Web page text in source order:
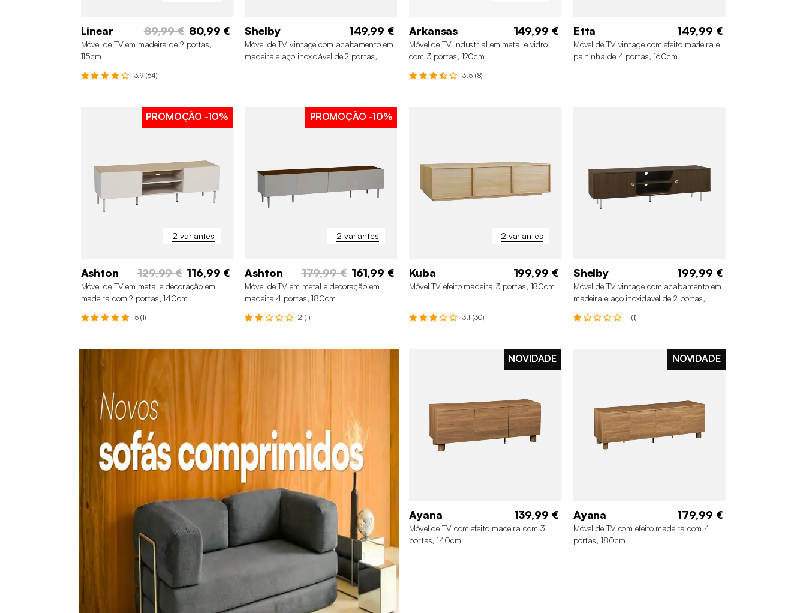
Linear 89,99 € 80,99 €
Móvel de TV em madeira de 2 portas,
115cm
3.9 (64)
Shelby 149,99 €
Móvel de TV vintage com acabamento em
madeira e aço inoxidável de 2 portas,
Arkansas 149,99 €
Móvel de TV industrial em metal e vidro
com 3 portas, 120cm
3.5 (8)
Etta 149,99 €
Móvel de TV vintage com efeito madeira e
palhinha de 4 portas, 160cm
2 variantes
PROMOÇÃO -10%
Ashton 129,99 € 116,99 €
Móvel de TV em metal e decoração em
madeira com 2 portas, 140cm
5 (1)
2 variantes
PROMOÇÃO -10%
Ashton 179,99 € 161,99 €
Móvel de TV em metal e decoração em
madeira 4 portas, 180cm
2 (1)
2 variantes
Kuba 199,99 €
Móvel TV efeito madeira 3 portas, 180cm
3.1 (30)
Shelby 199,99 €
Móvel de TV vintage com acabamento em
madeira e aço inoxidável de 2 portas,
1 (1)
NOVIDADE
Ayana 139,99 €
Móvel de TV com efeito madeira com 3
portas, 140cm
NOVIDADE
Ayana 179,99 €
Móvel de TV com efeito madeira com 4
portas, 180cm